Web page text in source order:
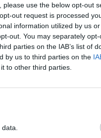
use the below opt-out
out request is processed
information utilized by us
out. You may separately
parties on the IAB’s list of
by us to third parties on the
to other third parties.
hibrid fajtákra
tarthat.
nem
a térség